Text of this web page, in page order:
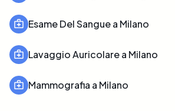
Esame Del Sangue a Milano
Lavaggio Auricolare a Milano
Mammografia a Milano